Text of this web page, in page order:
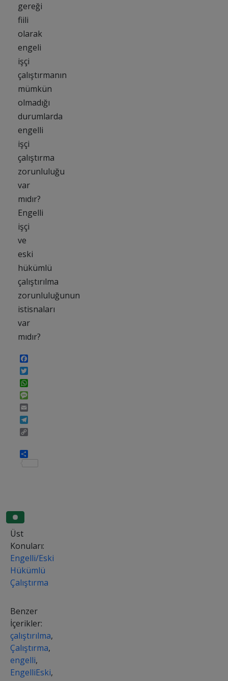
gereği
fiili
olarak
engeli
işçi
çalıştırmanın
mümkün
olmadığı
durumlarda
engelli
işçi
çalıştırma
zorunluluğu
var
mıdır?
Engelli
işçi
ve
eski
hükümlü
çalıştırılma
zorunluluğunun
istisnaları
var
mıdır?
Üst
Konuları:
Engelli/Eski
Hükümlü
Çalıştırma
Benzer
İçerikler:
çalıştırılma,
Çalıştırma,
engelli,
EngelliEski,